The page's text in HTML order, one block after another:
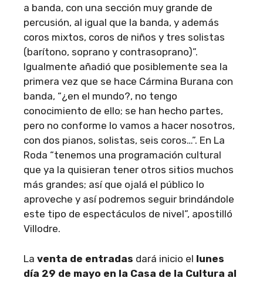
a banda, con una sección muy grande de
percusión, al igual que la banda, y además
coros mixtos, coros de niños y tres solistas
(barítono, soprano y contrasoprano)”.
Igualmente añadió que posiblemente sea la
primera vez que se hace Cármina Burana con
banda, “¿en el mundo?, no tengo
conocimiento de ello; se han hecho partes,
pero no conforme lo vamos a hacer nosotros,
con dos pianos, solistas, seis coros…”. En La
Roda “tenemos una programación cultural
que ya la quisieran tener otros sitios muchos
más grandes; así que ojalá el público lo
aproveche y así podremos seguir brindándole
este tipo de espectáculos de nivel”, apostilló
Villodre.
La venta de entradas dará inicio el lunes
día 29 de mayo en la Casa de la Cultura al